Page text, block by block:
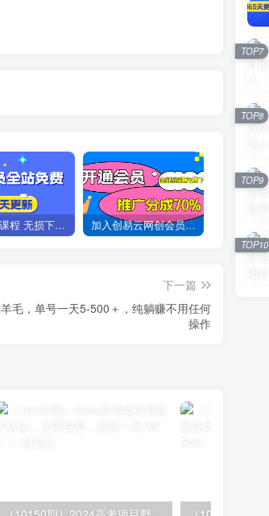
全网VIP课程 无损下载~ 加入创易云网创会员，全站资源免费学习。
下一篇
毛，单号一天5-500＋，纯躺赚不用任何
操作
TOP7
TOP8
TOP9
TOP10